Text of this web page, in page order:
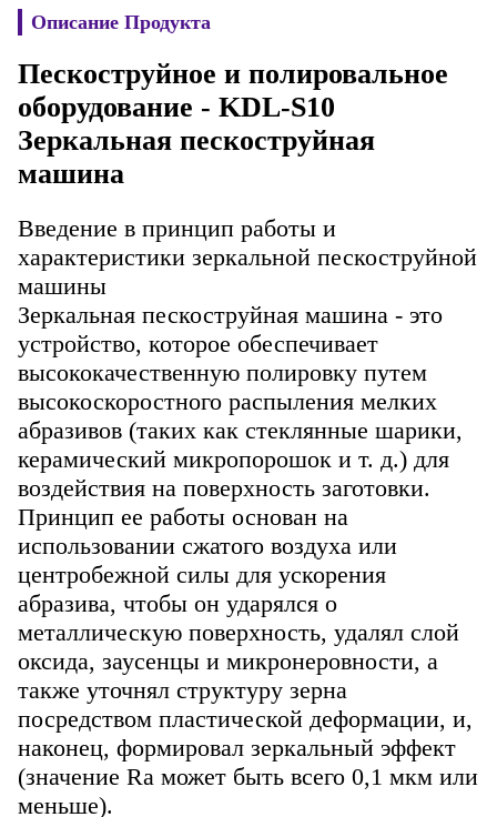
Описание Продукта
Пескоструйное и полировальное
оборудование - KDL-S10
Зеркальная пескоструйная
машина
Введение в принцип работы и
характеристики зеркальной пескоструйной
машины
Зеркальная пескоструйная машина - это
устройство, которое обеспечивает
высококачественную полировку путем
высокоскоростного распыления мелких
абразивов (таких как стеклянные шарики,
керамический микропорошок и т. д.) для
воздействия на поверхность заготовки.
Принцип ее работы основан на
использовании сжатого воздуха или
центробежной силы для ускорения
абразива, чтобы он ударялся о
металлическую поверхность, удалял слой
оксида, заусенцы и микронеровности, а
также уточнял структуру зерна
посредством пластической деформации, и,
наконец, формировал зеркальный эффект
(значение Ra может быть всего 0,1 мкм или
меньше).